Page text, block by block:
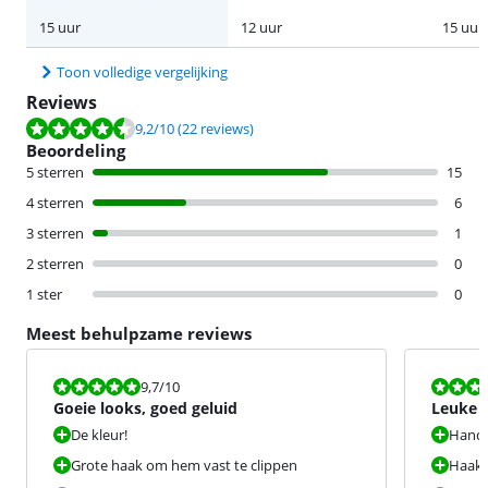
15 uur
12 uur 15 uur
Toon volledige vergelijking
Reviews
Beoordeling is 9,2 van de 10, gebaseerd op 22 reviews.
9,2/10(22 reviews)
Beoordeling
5 sterren
15
4 sterren
6
3 sterren
1
2 sterren
0
1 ster
0
Meest behulpzame reviews
Beoordeling is 9,7 van de 10.
9,7/10
Goeie looks, goed geluid
De kleur!
Grote haak om hem vast te clippen
Leuke
Haak